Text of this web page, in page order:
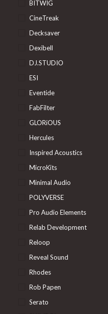
BITWIG
CineTreak
Decksaver
Dexibell
DJ.STUDIO
ESI
Eventide
FabFilter
GLORiOUS
Hercules
Inspired Acoustics
MicroKits
Minimal Audio
POLYVERSE
Pro Audio Elements
Relab Development
Reloop
Reveal Sound
Rhodes
Rob Papen
Serato